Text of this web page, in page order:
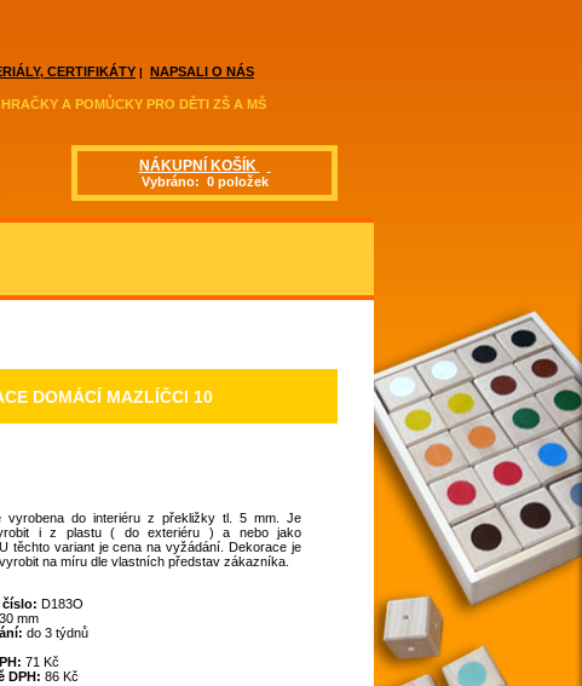
A POMŮCKY PRO DĚTI ZŠ A MŠ
CERTIFIKÁTY | NAPSALI O NÁS
NÁKUPNÍ KOŠÍK
Vybráno: 0 položek
DOMÁCÍ MAZLÍČCI 10
vyrobena do interiéru z překližky tl. 5 mm. Je
i z plastu ( do exteriéru ) a nebo jako
těchto variant je cena na vyžádání. Dekorace je
na míru dle vlastních představ zákazníka.
číslo: D183O
mm
do 3 týdnů
71 Kč
DPH: 86 Kč